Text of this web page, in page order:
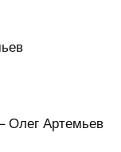
Олег Артемьев